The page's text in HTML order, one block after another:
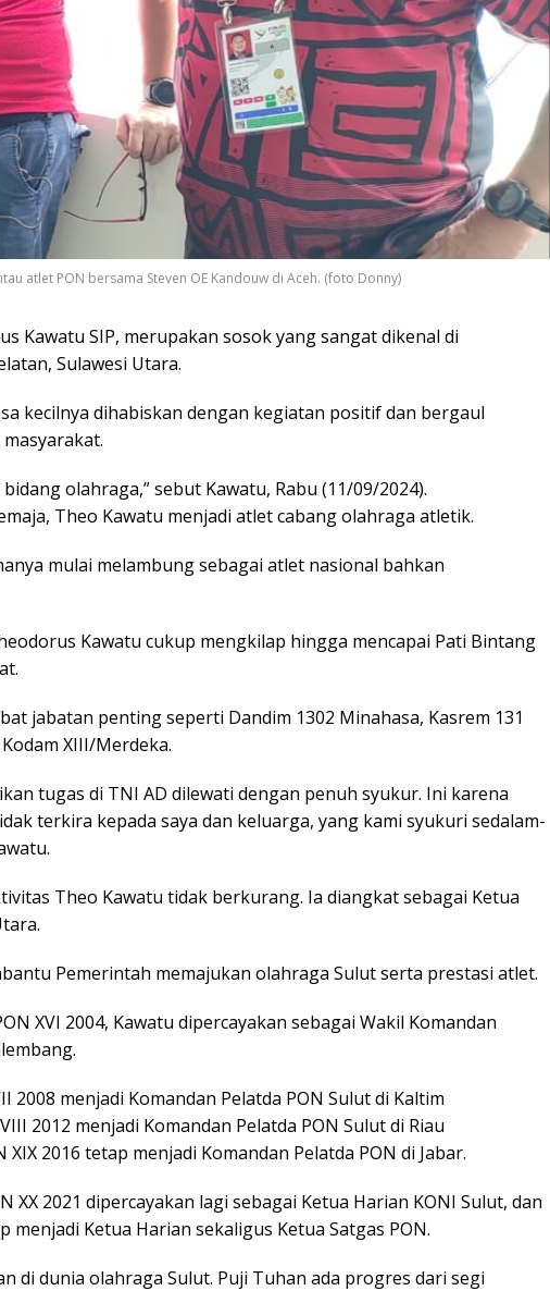
atlet PON bersama Steven OE Kandouw di Aceh. (foto Donny)
Kawatu SIP, merupakan sosok yang sangat dikenal di
Sulawesi Utara.
kecilnya dihabiskan dengan kegiatan positif dan bergaul
olahraga,” sebut Kawatu, Rabu (11/09/2024).
Theo Kawatu menjadi atlet cabang olahraga atletik.
mulai melambung sebagai atlet nasional bahkan
Kawatu cukup mengkilap hingga mencapai Pati Bintang
jabatan penting seperti Dandim 1302 Minahasa, Kasrem 131
XIII/Merdeka.
tugas di TNI AD dilewati dengan penuh syukur. Ini karena
terkira kepada saya dan keluarga, yang kami syukuri sedalam-
Theo Kawatu tidak berkurang. Ia diangkat sebagai Ketua
Pemerintah memajukan olahraga Sulut serta prestasi atlet.
XVI 2004, Kawatu dipercayakan sebagai Wakil Komandan
2008 menjadi Komandan Pelatda PON Sulut di Kaltim
2012 menjadi Komandan Pelatda PON Sulut di Riau
XIX 2016 tetap menjadi Komandan Pelatda PON di Jabar.
XX 2021 dipercayakan lagi sebagai Ketua Harian KONI Sulut, dan
menjadi Ketua Harian sekaligus Ketua Satgas PON.
di dunia olahraga Sulut. Puji Tuhan ada progres dari segi